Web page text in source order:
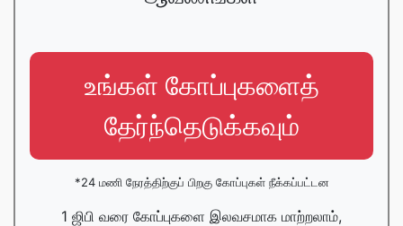
உங்கள் கோப்புகளைத்
தேர்ந்தெடுக்கவும்
*24 மணி நேரத்திற்குப் பிறகு கோப்புகள் நீக்கப்பட்டன
1 ஜிபி வரை கோப்புகளை இலவசமாக மாற்றலாம்,